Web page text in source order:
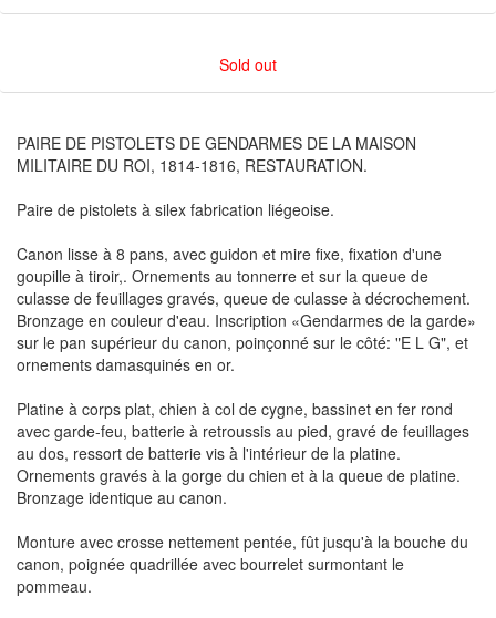
Sold out
PAIRE DE PISTOLETS DE GENDARMES DE LA MAISON
MILITAIRE DU ROI, 1814-1816, RESTAURATION.
Paire de pistolets à silex fabrication liégeoise.
Canon lisse à 8 pans, avec guidon et mire fixe, fixation d'une
goupille à tiroir,. Ornements au tonnerre et sur la queue de
culasse de feuillages gravés, queue de culasse à décrochement.
Bronzage en couleur d'eau. Inscription «Gendarmes de la garde»
sur le pan supérieur du canon, poinçonné sur le côté: "E L G", et
ornements damasquinés en or.
Platine à corps plat, chien à col de cygne, bassinet en fer rond
avec garde-feu, batterie à retroussis au pied, gravé de feuillages
au dos, ressort de batterie vis à l'intérieur de la platine.
Ornements gravés à la gorge du chien et à la queue de platine.
Bronzage identique au canon.
Monture avec crosse nettement pentée, fût jusqu'à la bouche du
canon, poignée quadrillée avec bourrelet surmontant le
pommeau.